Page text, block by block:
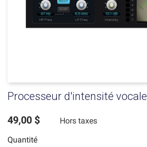
Processeur d'intensité vocale
49,00 $
Hors taxes
Quantité